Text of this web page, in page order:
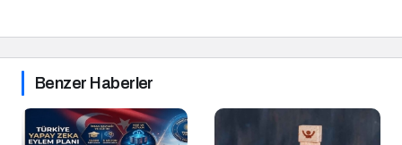
Benzer Haberler